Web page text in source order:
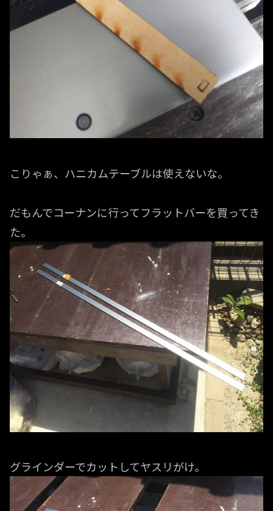
こりゃぁ、ハニカムテーブルは使えないな。
だもんでコーナンに行ってフラットバーを買ってき
た。
グラインダーでカットしてヤスリがけ。